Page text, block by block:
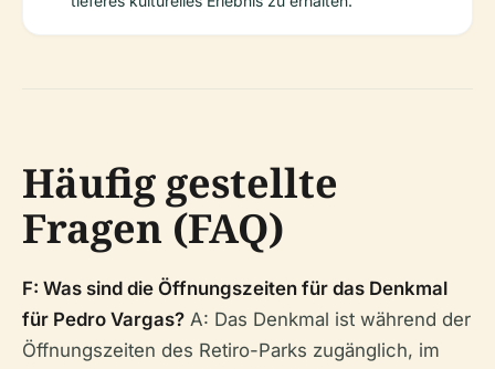
Häufig gestellte
Fragen (FAQ)
F: Was sind die Öffnungszeiten für das Denkmal
für Pedro Vargas? A: Das Denkmal ist während der
Öffnungszeiten des Retiro-Parks zugänglich, im